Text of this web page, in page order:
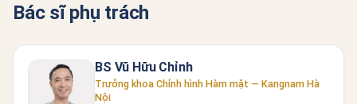
Bác sĩ phụ trách
BS Vũ Hữu Chỉnh
Trưởng khoa Chỉnh hình Hàm mặt — Kangnam Hà
Nội